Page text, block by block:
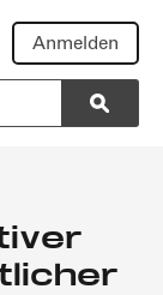
Anmelden